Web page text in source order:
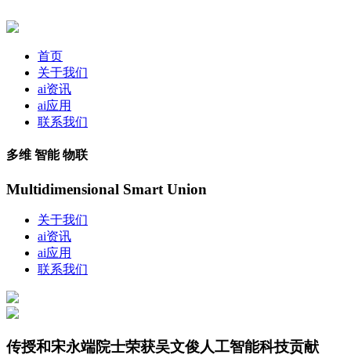
首页
关于我们
ai资讯
ai应用
联系我们
多维 智能 物联
Multidimensional Smart Union
关于我们
ai资讯
ai应用
联系我们
传授和宋永端院士荣获吴文俊人工智能科技贡献